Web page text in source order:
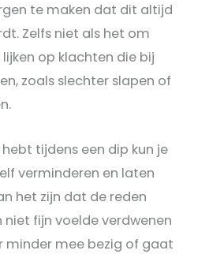
te maken dat dit altijd
Zelfs niet als het om
op klachten die bij
zoals slechter slapen of
tijdens een dip kun je
verminderen en laten
het zijn dat de reden
fijn voelde verdwenen
minder mee bezig of gaat